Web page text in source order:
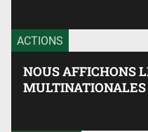
ACTIONS
NOUS AFFICHONS
MULTINATIONALES